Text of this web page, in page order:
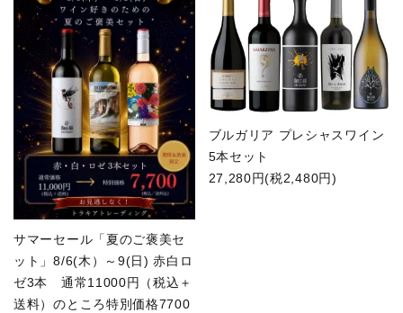
お問い合わせ
INFORMATIOM
ACCOUNT MENU
ようこそ ゲスト 様
meeting_room ログイン person 新規会員登録
サマーセール「夏のご褒美セ
ット」8/6(木）～9(日) 赤白ロ
ゼ3本 通常11000円（税込＋
送料）のところ特別価格7700
ブルガリア プレシャスワイン
5本セット
27,280円(税2,480円)